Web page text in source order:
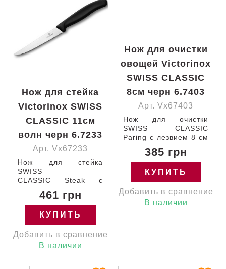
Нож для стейка
Victorinox SWISS
CLASSIC 11см
волн черн 6.7233
Арт. Vx67233
Нож для стейка
SWISS
CLASSIC Steak с
(серрейтор) и черной
ручкой Victorinox
6.7233 Швейцария
461 грн
КУПИТЬ
Добавить в сравнение
В наличии
Нож для очистки
овощей Victorinox
SWISS CLASSIC
8см черн 6.7403
Арт. Vx67403
Нож для очистки
SWISS CLASSIC
Paring с лезвием 8 см
ручкой Victorinox
6.7403 Швейцария
385 грн
КУПИТЬ
Добавить в сравнение
В наличии